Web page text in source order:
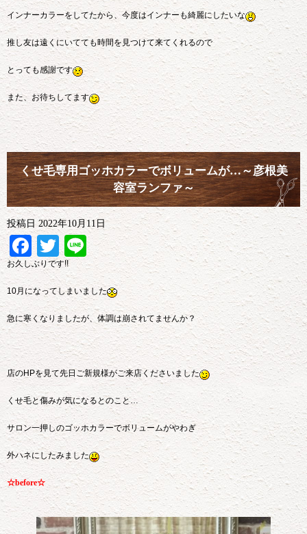
インナーカラーをしてたから、今度はインナーも綺麗にしたいな
推し友は遠くにいてても時間を見つけて来てくれるので
とっても感謝です
また、お待ちしてます
くせ毛専用ゴッホカラーでボリュームが…～彦根美
容室ランファ～
投稿日 2022年10月11日
Facebook
Twitter
Line
お久しぶりです!!
10月になってしまいました
急に寒くなりましたが、体調は崩されてませんか？
店のHPを見て先日ご新規様がご来店くださいました
くせ毛と傷みが気になるとのこと…
サロン一押しのゴッホカラーでボリュームがやわぎ
外ハネにしたみました
☆before☆